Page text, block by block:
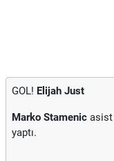
GOL! Elijah Just
Marko Stamenic asist
yaptı.